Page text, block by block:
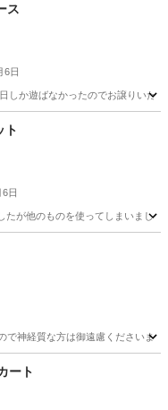
ス
6日
しか遊ばなかったのでお譲りいた
ト
6日
たが他のものを使ってしまいまし
で神経質な方は御遠慮くださいませ
ャマ
ート